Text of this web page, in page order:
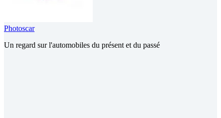
Photoscar
Un regard sur l'automobiles du présent et du passé